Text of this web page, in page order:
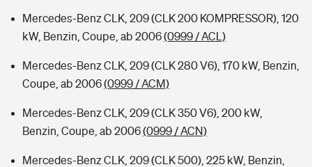
Mercedes-Benz CLK, 209 (CLK 200 KOMPRESSOR), 120
kW, Benzin, Coupe, ab 2006(0999 / ACL)
Mercedes-Benz CLK, 209 (CLK 280 V6), 170 kW, Benzin,
Coupe, ab 2006(0999 / ACM)
Mercedes-Benz CLK, 209 (CLK 350 V6), 200 kW,
Benzin, Coupe, ab 2006(0999 / ACN)
Mercedes-Benz CLK, 209 (CLK 500), 225 kW, Benzin,